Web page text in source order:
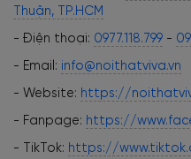
Thuận, TP.HCM
- Điện thoại: 0977.118.799 -
- Email: info@noithatviva.vn
- Website: https://
- Fanpage: https://
- TikTok: https://